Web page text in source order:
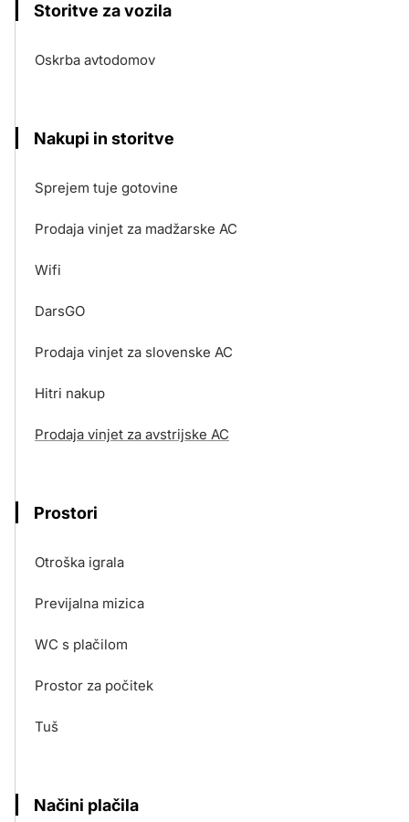
Storitve za vozila
Oskrba avtodomov
Nakupi in storitve
Sprejem tuje gotovine
Prodaja vinjet za madžarske AC
Wifi
DarsGO
Prodaja vinjet za slovenske AC
Hitri nakup
Prodaja vinjet za avstrijske AC
Prostori
Otroška igrala
Previjalna mizica
WC s plačilom
Prostor za počitek
Tuš
Načini plačila